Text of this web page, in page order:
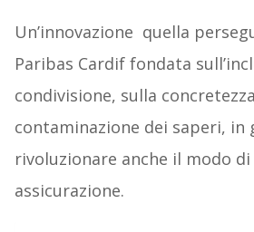
Un’innovazione quella
Paribas Cardif fondata
condivisione, sulla
contaminazione dei saperi, in
rivoluzionare anche il modo
assicurazione.